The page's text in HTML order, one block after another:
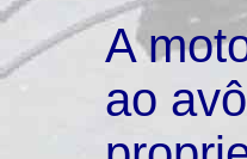
A
ao